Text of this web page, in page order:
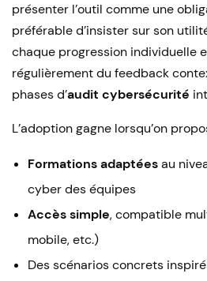
présenter l’outil comme une
préférable d’insister sur son
chaque progression individuelle
régulièrement du feedback
phases d’audit cybersécurité
L’adoption gagne lorsqu’on
Formations adaptéesau
cyber des équipes
Accès simple, compatible
mobile, etc.)
Des scénarios concrets